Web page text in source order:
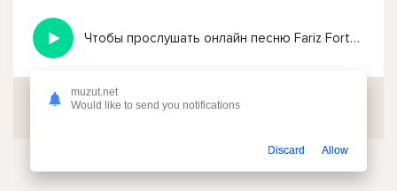
Чтобы прослушать онлайн песню Fariz Fortuna, Tural Everest, Руслан Добрый - Лето нажмите на кнопку плей с светом зелений
Скачать
muzut.net
Would like to send you notifications
Discard Allow